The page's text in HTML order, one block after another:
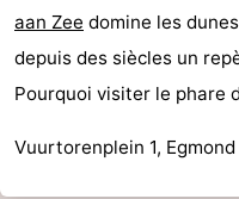
Sportive
et
manger
Événements
Pratiques
aan Zee domine les
depuis des siècles un
Pourquoi visiter le phare
Vuurtorenplein 1, Egmond